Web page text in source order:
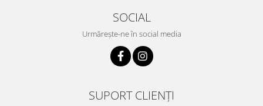
SOCIAL
Urmărește-ne în social media
SUPORT CLIENȚI